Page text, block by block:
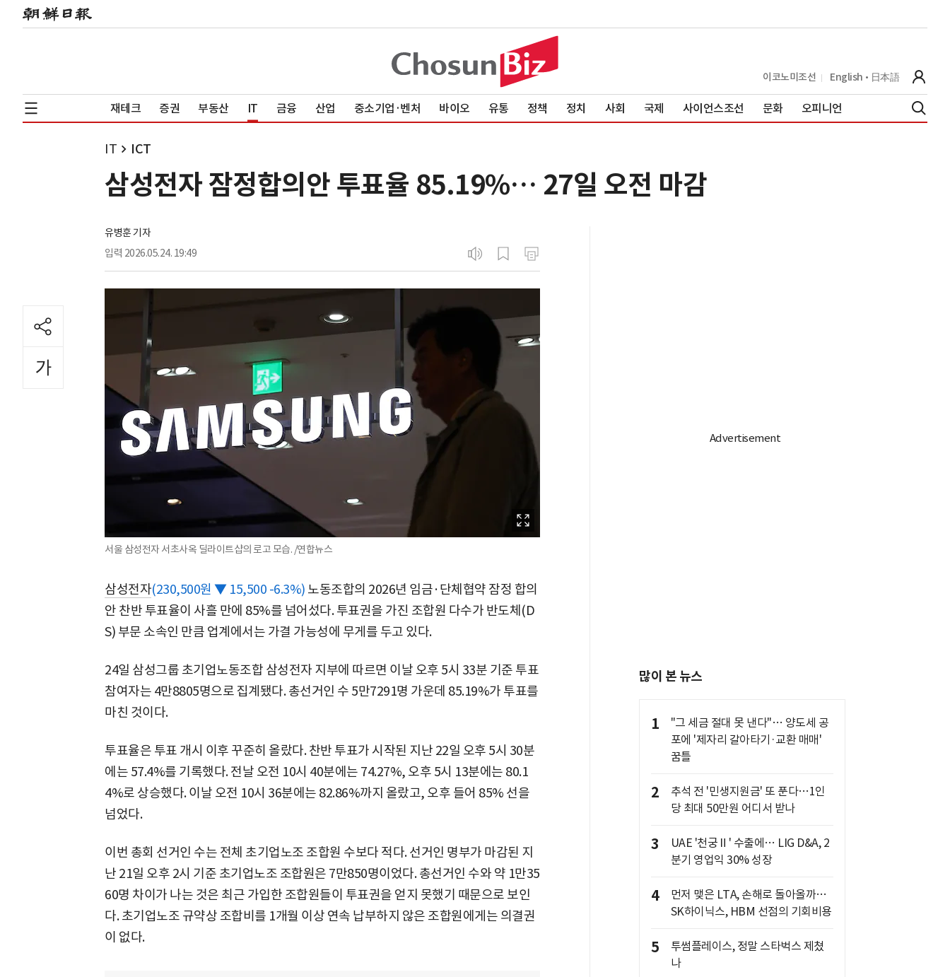
이코노미조선 English 日本語
재테크 증권 부동산 IT 금융 산업 중소기업·벤처 바이오 유통 정책 정치 사회 국제 사이언스조선 문화 오피니언
IT ICT
삼성전자 잠정합의안 투표율 85.19%… 27일 오전 마감
유병훈 기자
입력 2026.05.24. 19:49
서울 삼성전자 서초사옥 딜라이트샵의 로고 모습. /연합뉴스
삼성전자(230,500원 ▼ 15,500 -6.3%) 노동조합의 2026년 임금·단체협약 잠정 합의
안 찬반 투표율이 사흘 만에 85%를 넘어섰다. 투표권을 가진 조합원 다수가 반도체(D
S) 부문 소속인 만큼 업계에서는 가결 가능성에 무게를 두고 있다.
24일 삼성그룹 초기업노동조합 삼성전자 지부에 따르면 이날 오후 5시 33분 기준 투표
참여자는 4만8805명으로 집계됐다. 총선거인 수 5만7291명 가운데 85.19%가 투표를
마친 것이다.
투표율은 투표 개시 이후 꾸준히 올랐다. 찬반 투표가 시작된 지난 22일 오후 5시 30분
에는 57.4%를 기록했다. 전날 오전 10시 40분에는 74.27%, 오후 5시 13분에는 80.1
4%로 상승했다. 이날 오전 10시 36분에는 82.86%까지 올랐고, 오후 들어 85% 선을
넘었다.
이번 총회 선거인 수는 전체 초기업노조 조합원 수보다 적다. 선거인 명부가 마감된 지
난 21일 오후 2시 기준 초기업노조 조합원은 7만850명이었다. 총선거인 수와 약 1만35
60명 차이가 나는 것은 최근 가입한 조합원들이 투표권을 얻지 못했기 때문으로 보인
다. 초기업노조 규약상 조합비를 1개월 이상 연속 납부하지 않은 조합원에게는 의결권
이 없다.
많이 본 뉴스
1
"그 세금 절대 못 낸다"… 양도세 공
포에 '제자리 갈아타기·교환 매매'
꿈틀
2
추석 전 '민생지원금' 또 푼다…1인
당 최대 50만원 어디서 받나
3
UAE '천궁Ⅱ' 수출에… LIG D&A, 2
분기 영업익 30% 성장
4
먼저 맺은 LTA, 손해로 돌아올까…
SK하이닉스, HBM 선점의 기회비용
5
투썸플레이스, 정말 스타벅스 제쳤
나